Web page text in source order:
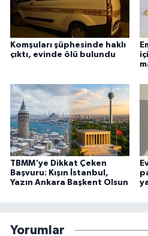
Komşuları şüphesinde haklı
çıktı, evinde ölü bulundu
TBMM'ye Dikkat Çeken
Başvuru: Kışın İstanbul,
Yazın Ankara Başkent Olsun
Yorumlar